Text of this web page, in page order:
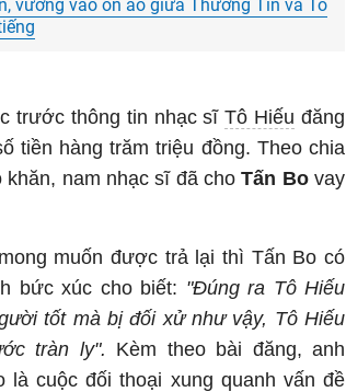
vướng vào ồn ào giữa Thương Tín và Tô
trước thông tin nhạc sĩTô Hiếu đăng
tiền hàng trăm triệu đồng. Theo chia
khăn, nam nhạc sĩ đã choTấn Bovay
muốn được trả lại thì Tấn Bo có
bức xúc cho biết: "Đúng ra Tô Hiếu
tốt mà bị đối xử như vậy, Tô Hiếu
tràn ly". Kèm theo bài đăng, anh
cuộc đối thoại xung quanh vấn đề